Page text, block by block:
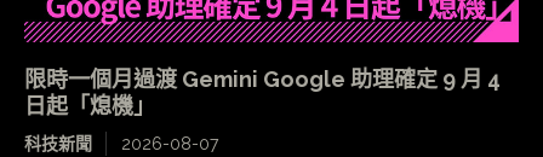
限時一個月過渡 Gemini Google 助理確定 9 月 4
日起「熄機」
科技新聞 2026-08-07